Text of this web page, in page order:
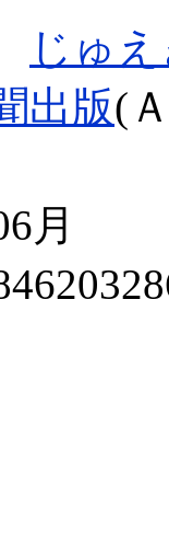
じゅ
出版(
月